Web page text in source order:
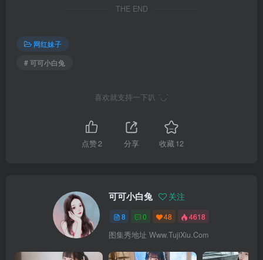
THE END
网红妹子
# 可可小白兔
喜欢就支持一下叭 ´◡`
点赞2 分享 收藏12
可可小白兔 关注
8 0 48 4618
图集秀地址 Www.TujiXiu.Com